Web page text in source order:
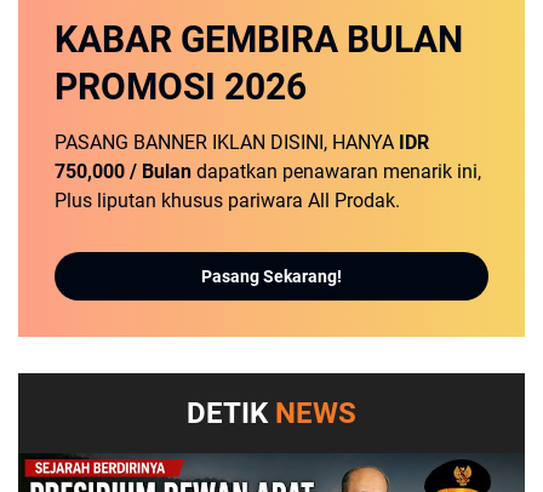
KABAR GEMBIRA BULAN
PROMOSI 2026
PASANG BANNER IKLAN DISINI, HANYA IDR
750,000 / Bulan dapatkan penawaran menarik ini,
Plus liputan khusus pariwara All Prodak.
Pasang Sekarang!
DETIK NEWS